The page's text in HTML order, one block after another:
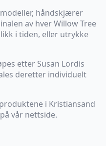
håndskjærer
av hver Willow Tree
i tiden, eller utrykke
etter Susan Lordis
deretter individuelt
i Kristiansand
vår nettside.